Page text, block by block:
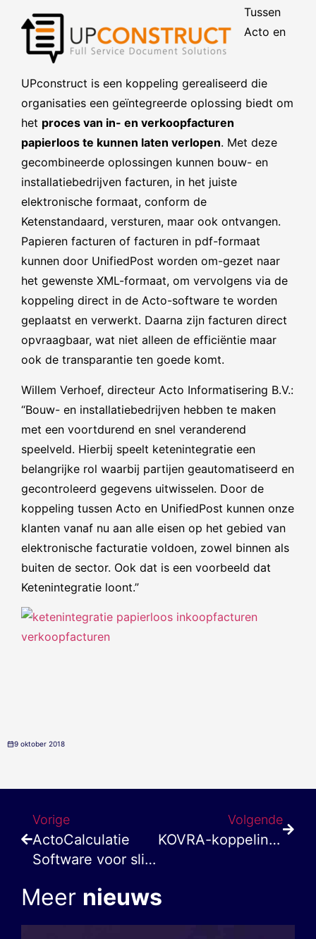
Tussen
Acto en
UPconstruct is een koppeling gerealiseerd die
organisaties een geïntegreerde oplossing biedt om
het proces van in- en verkoopfacturen
papierloos te kunnen laten verlopen. Met deze
gecombineerde oplossingen kunnen bouw- en
installatiebedrijven facturen, in het juiste
elektronische formaat, conform de
Ketenstandaard, versturen, maar ook ontvangen.
Papieren facturen of facturen in pdf-formaat
kunnen door UnifiedPost worden om-gezet naar
het gewenste XML-formaat, om vervolgens via de
koppeling direct in de Acto-software te worden
geplaatst en verwerkt. Daarna zijn facturen direct
opvraagbaar, wat niet alleen de efficiëntie maar
ook de transparantie ten goede komt.
Willem Verhoef, directeur Acto Informatisering B.V.:
“Bouw- en installatiebedrijven hebben te maken
met een voortdurend en snel veranderend
speelveld. Hierbij speelt ketenintegratie een
belangrijke rol waarbij partijen geautomatiseerd en
gecontroleerd gegevens uitwisselen. Door de
koppeling tussen Acto en UnifiedPost kunnen onze
klanten vanaf nu aan alle eisen op het gebied van
elektronische facturatie voldoen, zowel binnen als
buiten de sector. Ook dat is een voorbeeld dat
Ketenintegratie loont.”
9 oktober 2018
Vorige
ActoCalculatie
Software voor slimmer werken
Volgende
KOVRA-koppeling ontzorgt onderhoudspartij en woningcorporatie
Meer nieuws